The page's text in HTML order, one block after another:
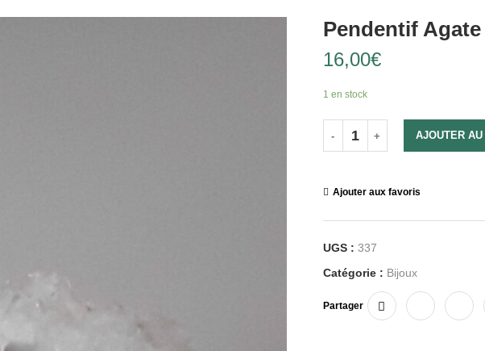
Pendentif Agate
16,00€
1 en stock
AJOUTER AU
Ajouter aux favoris
UGS : 337
Catégorie : Bijoux
Partager